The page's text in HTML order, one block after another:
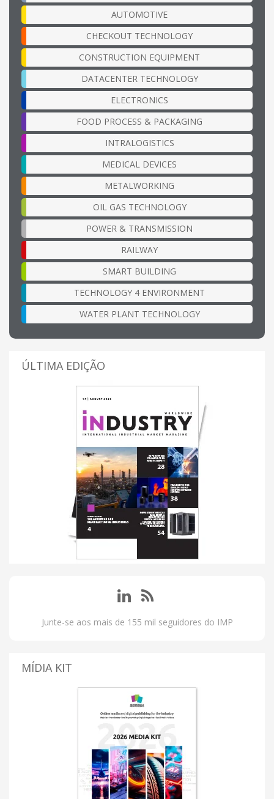
AUTOMOTIVE
CHECKOUT TECHNOLOGY
CONSTRUCTION EQUIPMENT
DATACENTER TECHNOLOGY
ELECTRONICS
FOOD PROCESS & PACKAGING
INTRALOGISTICS
MEDICAL DEVICES
METALWORKING
OIL GAS TECHNOLOGY
POWER & TRANSMISSION
RAILWAY
SMART BUILDING
TECHNOLOGY 4 ENVIRONMENT
WATER PLANT TECHNOLOGY
ÚLTIMA EDIÇÃO
Junte-se aos mais de 155 mil seguidores do IMP
MÍDIA KIT